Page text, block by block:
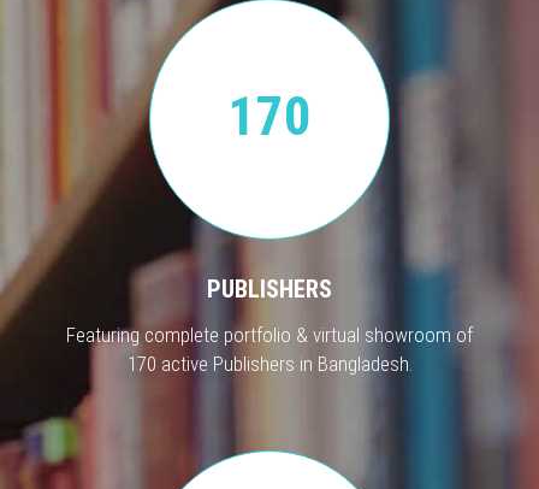
170
PUBLISHERS
Featuring complete portfolio & virtual showroom of
170 active Publishers in Bangladesh.